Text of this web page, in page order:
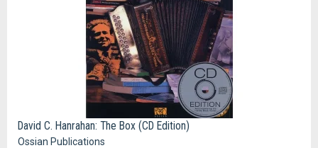
David C. Hanrahan: The Box (CD Edition)
Ossian Publications